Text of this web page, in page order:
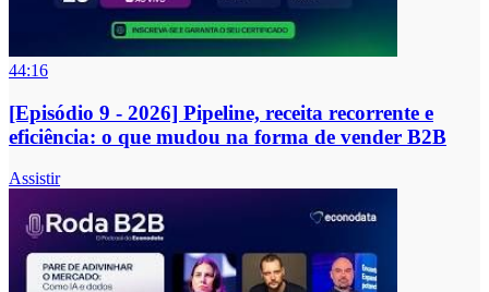
44:16
[Episódio 9 - 2026] Pipeline, receita recorrente e
eficiência: o que mudou na forma de vender B2B
Assistir